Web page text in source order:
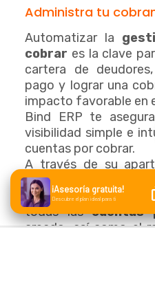
Administra tu
Automatizar la
cobrar es la clave
cartera de
pago y lograr una
impacto favorable en
Bind ERP te
visibilidad simple e
cuentas por cobrar.
A través de su
cobrar”, en el
acceso completo
todas lascuentas
creado, así como el